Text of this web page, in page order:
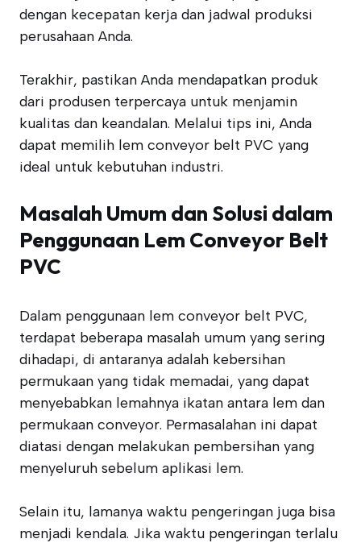
dengan kecepatan kerja dan jadwal produksi
perusahaan Anda.
Terakhir, pastikan Anda mendapatkan produk
dari produsen terpercaya untuk menjamin
kualitas dan keandalan. Melalui tips ini, Anda
dapat memilih lem conveyor belt PVC yang
ideal untuk kebutuhan industri.
Masalah Umum dan Solusi dalam
Penggunaan Lem Conveyor Belt
PVC
Dalam penggunaan lem conveyor belt PVC,
terdapat beberapa masalah umum yang sering
dihadapi, di antaranya adalah kebersihan
permukaan yang tidak memadai, yang dapat
menyebabkan lemahnya ikatan antara lem dan
permukaan conveyor. Permasalahan ini dapat
diatasi dengan melakukan pembersihan yang
menyeluruh sebelum aplikasi lem.
Selain itu, lamanya waktu pengeringan juga bisa
menjadi kendala. Jika waktu pengeringan terlalu